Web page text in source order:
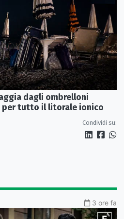
dagli ombrelloni
per tutto il litorale ionico
Condividi su:
3 ore fa